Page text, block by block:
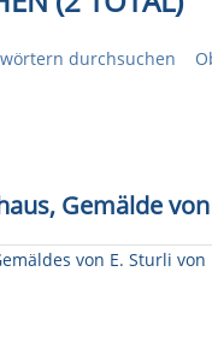
durchsuchen
Gemälde